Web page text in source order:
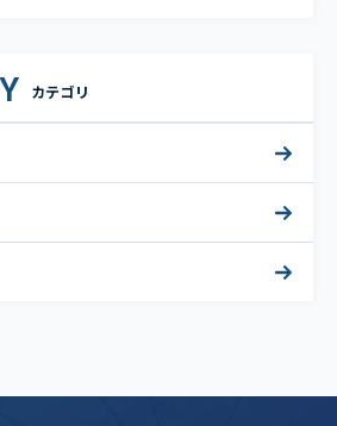
カテゴリ